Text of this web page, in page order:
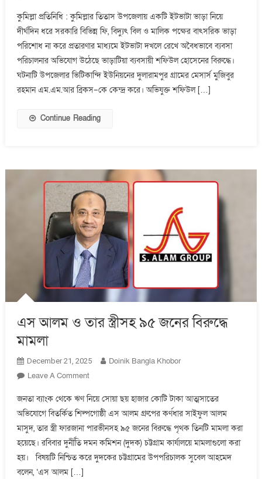
তিতাসে
ইটভাটার
৯
বছরের
সরকারি
বকেয়া
ভাড়া
কুমিল্লা প্রতিনিধি : কুমিল্লার তিতাস উপজেলায় একটি ইটভাটা ভাড়া নিয়ে
দীর্ঘদিন ধরে সরকারি বিভিন্ন ফি, বিদ্যুৎ বিল ও মালিক পক্ষের বাৎসরিক ভাড়া
পরিশোধ না করে প্রতারণার মাধ্যমে ইটভাটা দখলে রেখে অবৈধভাবে ব্যবসা
পরিচালনার অভিযোগ উঠেছে ভাড়াটিয়া ব্যবসায়ী শফিউল হোসেনের বিরুদ্ধে।
ঘটনাটি উপজেলার ভিটিকান্দি ইউনিয়নের দুলারামপুর গ্রামের মেসার্স মুজিবুর
রহমান এম.এম.আর ব্রিকস–কে কেন্দ্র করে। অভিযুক্ত শফিউল […]
Continue Reading
এস আলম ও তার স্ত্রীসহ ৯৫ জনের বিরুদ্ধে
মামলা
December 21, 2025
Doinik Bangla Khobor
Leave A CommentOn
আলম
ও
তার
স্ত্রীসহ
৯৫
জনতা ব্যাংক থেকে ঋণ নিয়ে সোয়া ছয় হাজার কোটি টাকা আত্মসাতের
অভিযোগে বিতর্কিত শিল্পগোষ্ঠী এস আলম গ্রুপের কর্ণধার সাইফুল আলম
মাসুদ, তার স্ত্রী ফারজানা পারভীনসহ ৯৫ জনের বিরুদ্ধে পৃথক তিনটি মামলা করা
হয়েছে। রবিবার দুর্নীতি দমন কমিশন (দুদক) চট্টগ্রাম কার্যালয়ে মামলাগুলো করা
হয়। বিষয়টি নিশ্চিত করে দুদকের চট্টগ্রামের উপপরিচালক সুবেল আহমেদ
বলেন, ‌‘এস আলম […]